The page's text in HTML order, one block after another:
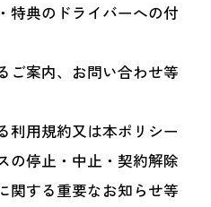
特典のドライバーへの付
ご案内、お問い合わせ等
利用規約又は本ポリシー
の停止・中止・契約解除
関する重要なお知らせ等